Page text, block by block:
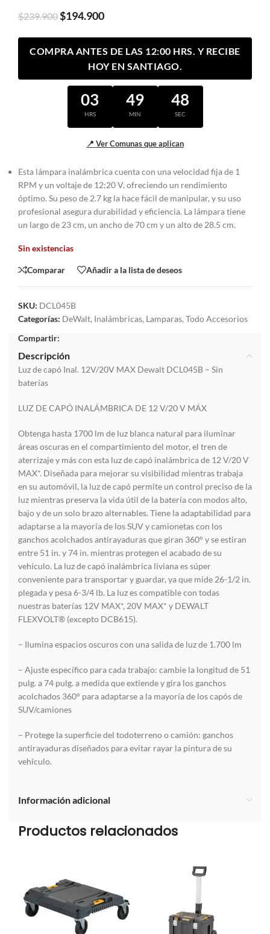
$239.900$194.900
COMPRA ANTES DE LAS 12:00 HRS. Y RECIBE
HOY EN SANTIAGO.
03
HRS
49
MIN
47
SEC
📍 Ver Comunas que aplican
Esta lámpara inalámbrica cuenta con una velocidad fija de 1
RPM y un voltaje de 12;20 V, ofreciendo un rendimiento
óptimo. Su peso de 2.7 kg la hace fácil de manipular, y su uso
profesional asegura durabilidad y eficiencia. La lámpara tiene
un largo de 23 cm, un ancho de 70 cm y un alto de 28.5 cm.
Sin existencias
Comparar Añadir a la lista de deseos
SKU: DCL045B
Categorías: DeWalt, Inalámbricas, Lamparas, Todo Accesorios
Compartir:
Descripción
Luz de capó Inal. 12V/20V MAX Dewalt DCL045B – Sin
baterías
LUZ DE CAPÓ INALÁMBRICA DE 12 V/20 V MÁX
Obtenga hasta 1700 lm de luz blanca natural para iluminar
áreas oscuras en el compartimiento del motor, el tren de
aterrizaje y más con esta luz de capó inalámbrica de 12 V/20 V
MAX*. Diseñada para mejorar su visibilidad mientras trabaja
en su automóvil, la luz de capó permite un control preciso de la
luz mientras preserva la vida útil de la batería con modos alto,
bajo y de un solo brazo alternables. Tiene la adaptabilidad para
adaptarse a la mayoría de los SUV y camionetas con los
ganchos acolchados antirayaduras que giran 360° y se estiran
entre 51 in. y 74 in. mientras protegen el acabado de su
vehículo. La luz de capó inalámbrica liviana es súper
conveniente para transportar y guardar, ya que mide 26-1/2 in.
plegada y pesa 6-3/4 lb. La luz es compatible con todas
nuestras baterías 12V MAX*, 20V MAX* y DEWALT
FLEXVOLT® (excepto DCB615).
– Ilumina espacios oscuros con una salida de luz de 1.700 lm
– Ajuste específico para cada trabajo: cambie la longitud de 51
pulg. a 74 pulg. a medida que extiende y gira los ganchos
acolchados 360° para adaptarse a la mayoría de los capós de
SUV/camiones
– Protege la superficie del todoterreno o camión: ganchos
antirayaduras diseñados para evitar rayar la pintura de su
vehículo.
Información adicional
Productos relacionados